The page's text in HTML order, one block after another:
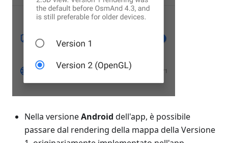
Nella versioneAndroid dell'app, è possibile
passare dal rendering della mappa della Versione